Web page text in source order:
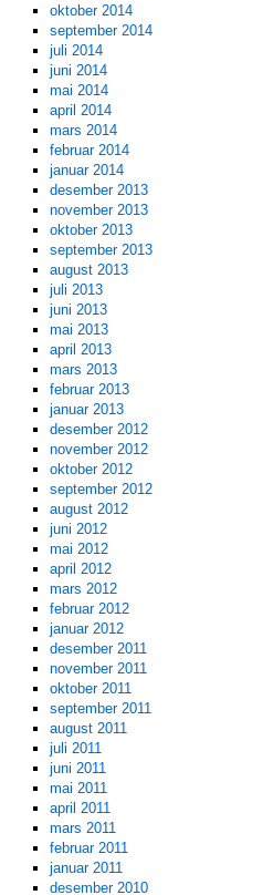
oktober 2014
september 2014
juli 2014
juni 2014
mai 2014
april 2014
mars 2014
februar 2014
januar 2014
desember 2013
november 2013
oktober 2013
september 2013
august 2013
juli 2013
juni 2013
mai 2013
april 2013
mars 2013
februar 2013
januar 2013
desember 2012
november 2012
oktober 2012
september 2012
august 2012
juni 2012
mai 2012
april 2012
mars 2012
februar 2012
januar 2012
desember 2011
november 2011
oktober 2011
september 2011
august 2011
juli 2011
juni 2011
mai 2011
april 2011
mars 2011
februar 2011
januar 2011
desember 2010